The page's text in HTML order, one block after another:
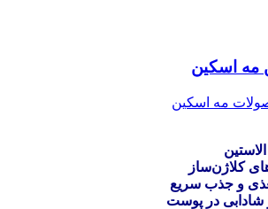
مه اسکین
مه اسکین
کلاژن‌ساز
و جذب سریع
شادابی در پوست